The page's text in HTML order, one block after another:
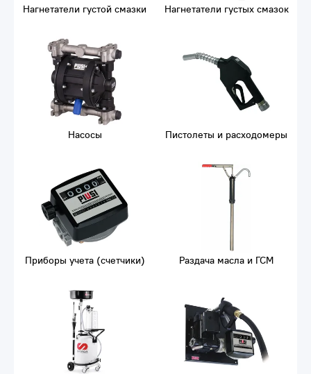
Нагнетатели густой смазки Нагнетатели густых смазок
Насосы Пистолеты и расходомеры
Приборы учета (счетчики) Раздача масла и ГСМ